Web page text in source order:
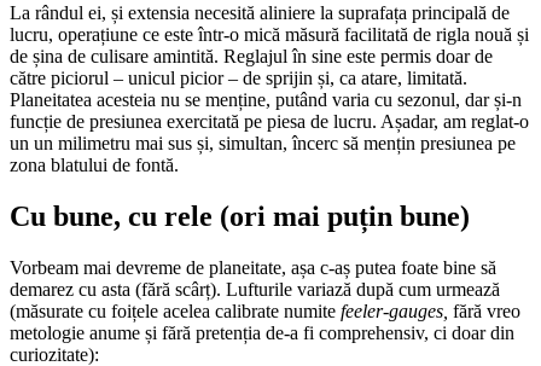
La rândul ei, și extensia necesită aliniere la suprafața principală de
lucru, operațiune ce este într-o mică măsură facilitată de rigla nouă și
de șina de culisare amintită. Reglajul în sine este permis doar de
către piciorul – unicul picior – de sprijin și, ca atare, limitată.
Planeitatea acesteia nu se menține, putând varia cu sezonul, dar și-n
funcție de presiunea exercitată pe piesa de lucru. Așadar, am reglat-o
un un milimetru mai sus și, simultan, încerc să mențin presiunea pe
zona blatului de fontă.
Cu bune, cu rele (ori mai puțin bune)
Vorbeam mai devreme de planeitate, așa c-aș putea foate bine să
demarez cu asta (fără scârț). Lufturile variază după cum urmează
(măsurate cu foițele acelea calibrate numite feeler-gauges, fără vreo
metologie anume și fără pretenția de-a fi comprehensiv, ci doar din
curiozitate):